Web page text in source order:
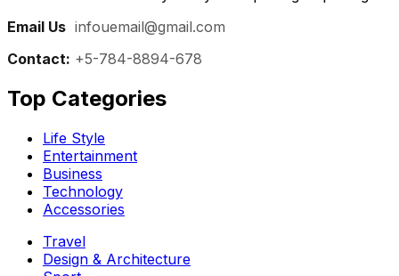
Email Us infouemail@gmail.com
Contact: +5-784-8894-678
Top Categories​
Life Style
Entertainment
Business
Technology
Accessories
Travel
Design & Architecture